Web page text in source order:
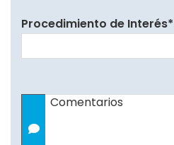
Procedimiento de Interés*
Comentarios